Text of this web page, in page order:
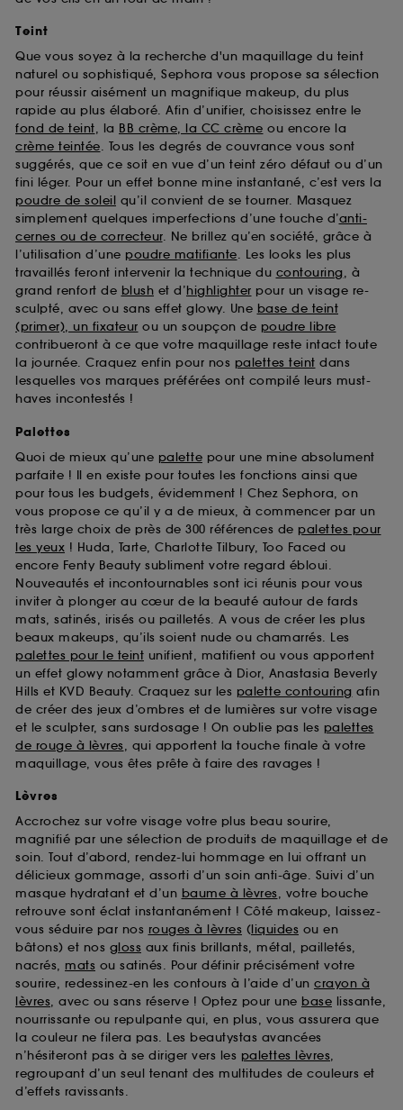
Teint
Que vous soyez à la recherche d'un maquillage du teint
naturel ou sophistiqué, Sephora vous propose sa sélection
pour réussir aisément un magnifique makeup, du plus
rapide au plus élaboré. Afin d’unifier, choisissez entre le
fond de teint, la BB crème, la CC crème ou encore la
crème teintée. Tous les degrés de couvrance vous sont
suggérés, que ce soit en vue d’un teint zéro défaut ou d’un
fini léger. Pour un effet bonne mine instantané, c’est vers la
poudre de soleil qu’il convient de se tourner. Masquez
simplement quelques imperfections d’une touche d’anti-
cernes ou de correcteur. Ne brillez qu’en société, grâce à
l’utilisation d’une poudre matifiante. Les looks les plus
travaillés feront intervenir la technique du contouring, à
grand renfort de blush et d’highlighter pour un visage re-
sculpté, avec ou sans effet glowy. Une base de teint
(primer), un fixateur ou un soupçon de poudre libre
contribueront à ce que votre maquillage reste intact toute
la journée. Craquez enfin pour nos palettes teint dans
lesquelles vos marques préférées ont compilé leurs must-
haves incontestés !
Palettes
Quoi de mieux qu’une palette pour une mine absolument
parfaite ! Il en existe pour toutes les fonctions ainsi que
pour tous les budgets, évidemment ! Chez Sephora, on
vous propose ce qu’il y a de mieux, à commencer par un
très large choix de près de 300 références de palettes pour
les yeux ! Huda, Tarte, Charlotte Tilbury, Too Faced ou
encore Fenty Beauty subliment votre regard ébloui.
Nouveautés et incontournables sont ici réunis pour vous
inviter à plonger au cœur de la beauté autour de fards
mats, satinés, irisés ou pailletés. A vous de créer les plus
beaux makeups, qu’ils soient nude ou chamarrés. Les
palettes pour le teint unifient, matifient ou vous apportent
un effet glowy notamment grâce à Dior, Anastasia Beverly
Hills et KVD Beauty. Craquez sur les palette contouring afin
de créer des jeux d’ombres et de lumières sur votre visage
et le sculpter, sans surdosage ! On oublie pas les palettes
de rouge à lèvres, qui apportent la touche finale à votre
maquillage, vous êtes prête à faire des ravages !
Lèvres
Accrochez sur votre visage votre plus beau sourire,
magnifié par une sélection de produits de maquillage et de
soin. Tout d’abord, rendez-lui hommage en lui offrant un
délicieux gommage, assorti d’un soin anti-âge. Suivi d’un
masque hydratant et d’un baume à lèvres, votre bouche
retrouve sont éclat instantanément ! Côté makeup, laissez-
vous séduire par nos rouges à lèvres (liquides ou en
bâtons) et nos gloss aux finis brillants, métal, pailletés,
nacrés, mats ou satinés. Pour définir précisément votre
sourire, redessinez-en les contours à l’aide d’un crayon à
lèvres, avec ou sans réserve ! Optez pour une base lissante,
nourrissante ou repulpante qui, en plus, vous assurera que
la couleur ne filera pas. Les beautystas avancées
n’hésiteront pas à se diriger vers les palettes lèvres,
regroupant d’un seul tenant des multitudes de couleurs et
d’effets ravissants.